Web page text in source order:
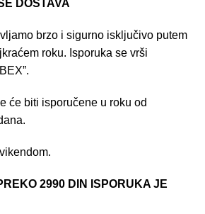
DOSTAVA
brzo i sigurno isključivo putem
roku. Isporuka se vrši
će biti isporučene u roku od
2990 DIN ISPORUKA JE